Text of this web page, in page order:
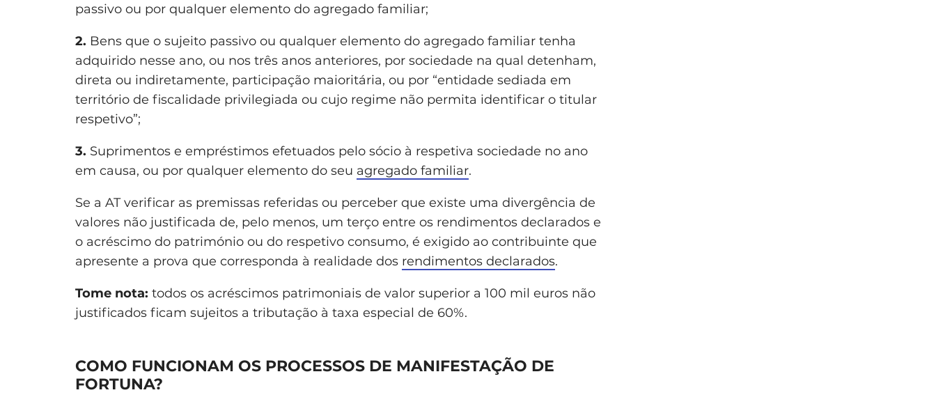
passivo ou por qualquer elemento do agregado familiar;
2. Bens que o sujeito passivo ou qualquer elemento do agregado familiar tenha
adquirido nesse ano, ou nos três anos anteriores, por sociedade na qual detenham,
direta ou indiretamente, participação maioritária, ou por “entidade sediada em
território de fiscalidade privilegiada ou cujo regime não permita identificar o titular
respetivo”;
3. Suprimentos e empréstimos efetuados pelo sócio à respetiva sociedade no ano
em causa, ou por qualquer elemento do seu agregado familiar.
Se a AT verificar as premissas referidas ou perceber que existe uma divergência de
valores não justificada de, pelo menos, um terço entre os rendimentos declarados e
o acréscimo do património ou do respetivo consumo, é exigido ao contribuinte que
apresente a prova que corresponda à realidade dos rendimentos declarados.
Tome nota: todos os acréscimos patrimoniais de valor superior a 100 mil euros não
justificados ficam sujeitos a tributação à taxa especial de 60%.
COMO FUNCIONAM OS PROCESSOS DE MANIFESTAÇÃO DE
FORTUNA?